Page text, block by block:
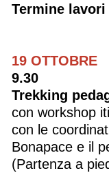
Termine lavori
19 OTTOBRE
9.30
Trekking
con workshop
con le
Bonapace e il
(Partenza a